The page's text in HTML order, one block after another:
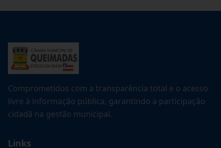
Comprometidos com a transparência total e o acesso
livre à informação pública, garantindo a participação
cidadã na gestão municipal.
Links